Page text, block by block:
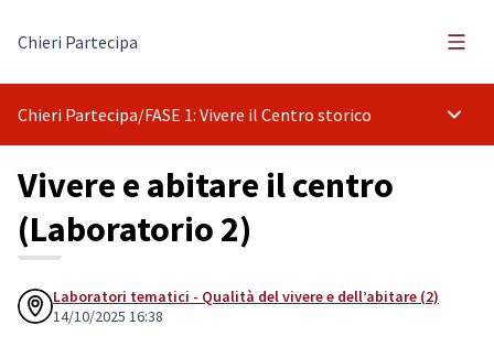
Chieri Partecipa
Chieri Partecipa/FASE 1: Vivere il Centro storico
Vivere e abitare il centro
(Laboratorio 2)
Laboratori tematici - Qualità del vivere e dell’abitare (2)
14/10/2025 16:38